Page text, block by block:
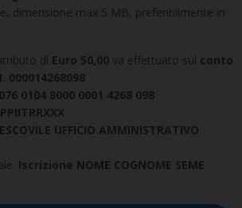
dimensione max 5 MB, preferibilmente in
di Euro 50,00 va effettuato sul conto
0104 8000 0001 4268 098
UFFICIO AMMINISTRATIVO
Iscrizione NOME COGNOME SEME